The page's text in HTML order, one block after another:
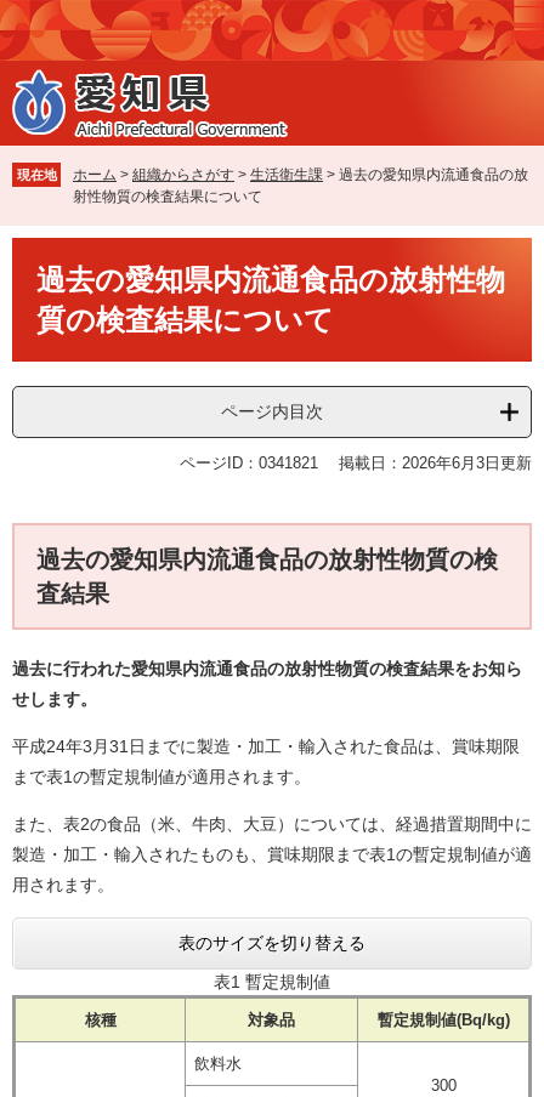
ペ
ー
ジ
の
先
で
す
メ
ニ
ュ
ー
を
ば
し
本
現在地 ホーム > 組織からさがす > 生活衛生課 > 過去の愛知県内流通食品の放
射性物質の検査結果について
過去の愛知県内流通食品の放射性物
質の検査結果について
ページ内目次
ページID：0341821 掲載日：2026年6月3日更新
過去の愛知県内流通食品の放射性物質の検
査結果
過去に行われた愛知県内流通食品の放射性物質の検査結果をお知ら
せします。
平成24年3月31日までに製造・加工・輸入された食品は、賞味期限
まで表1の暫定規制値が適用されます。
また、表2の食品（米、牛肉、大豆）については、経過措置期間中に
製造・加工・輸入されたものも、賞味期限まで表1の暫定規制値が適
用されます。
表のサイズを切り替える
表1 暫定規制値
核種 対象品 暫定規制値(Bq/kg)
飲料水
300